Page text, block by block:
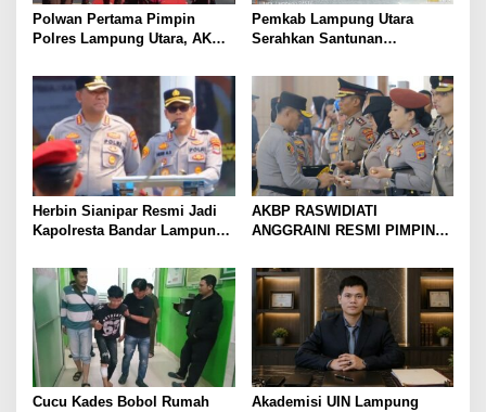
Polwan Pertama Pimpin
Polres Lampung Utara, AKBP
Pedang Pora
Pemkab Lampung Utara
Serahkan Santunan
Korban Kebakaran
Herbin Sianipar Resmi Jadi
Kapolresta Bandar Lampung,
Prioritas
AKBP RASWIDIATI
ANGGRAINI RESMI PIMPIN
BAWA KOMITMEN PERKUAT
KAMTIBMAS DAN
PELAYANAN PRESISI
Cucu Kades Bobol Rumah
Akademisi UIN Lampung